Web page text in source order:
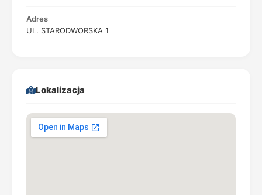
Adres
UL. STARODWORSKA 1
Lokalizacja